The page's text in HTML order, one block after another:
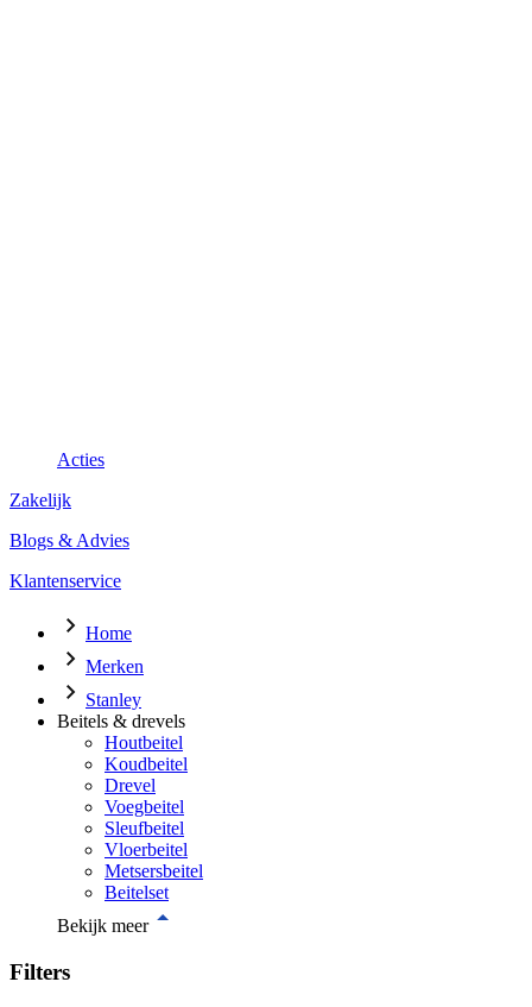
Acties
Zakelijk
Blogs & Advies
Klantenservice
Home
Merken
Stanley
Beitels & drevels
Houtbeitel
Koudbeitel
Drevel
Voegbeitel
Sleufbeitel
Vloerbeitel
Metsersbeitel
Beitelset
Bekijk meer
Filters